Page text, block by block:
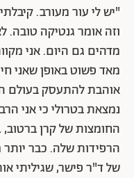
"יש לי עור מעורב.
וזה אומר גנטיקה טובה.
מדהים גם היום. אני
מאד פשוט באופן שאני
אוהבת להתעסק בעולם
נמצאת בטרולי כי אני
הרפידות שלה. כבר
של ד"ר פישר, שגיליתי